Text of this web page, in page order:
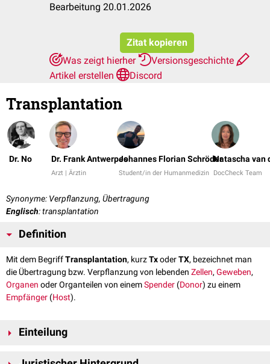
Bearbeitung 20.01.2026
Zitat kopieren
Was zeigt hierher
Versionsgeschichte
Artikel erstellen
Discord
Transplantation
Dr. No Dr. Frank Antwerpes
Arzt | Ärztin
Johannes Florian Schröder
Student/in der Humanmedizin
Natascha van
DocCheck Team
Synonyme: Verpflanzung, Übertragung
Englisch: transplantation
Definition
Mit dem BegriffTransplantation, kurzTxoderTX, bezeichnet man
die Übertragung bzw. Verpflanzung von lebenden Zellen, Geweben,
Organen oder Organteilen von einemSpender (Donor) zu einem
Empfänger (Host).
Einteilung
...nach der Herkunft des Spenderorgans